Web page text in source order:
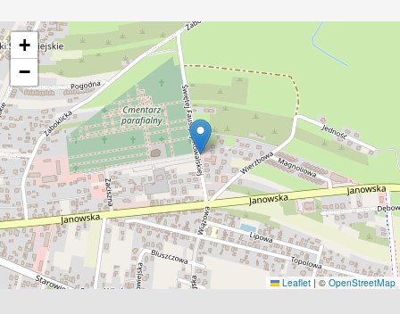
+
−
Leaflet | © OpenStreetMap